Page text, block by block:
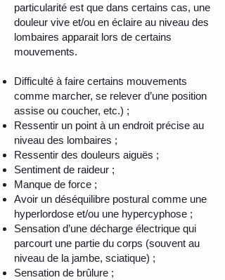
particularité est que dans certains cas, une
douleur vive et/ou en éclaire au niveau des
lombaires apparait lors de certains
mouvements.
Difficulté à faire certains mouvements
comme marcher, se relever d’une position
assise ou coucher, etc.) ;
Ressentir un point à un endroit précise au
niveau des lombaires ;
Ressentir des douleurs aiguës ;
Sentiment de raideur ;
Manque de force ;
Avoir un déséquilibre postural comme une
hyperlordose et/ou une hypercyphose ;
Sensation d’une décharge électrique qui
parcourt une partie du corps (souvent au
niveau de la jambe, sciatique) ;
Sensation de brûlure ;